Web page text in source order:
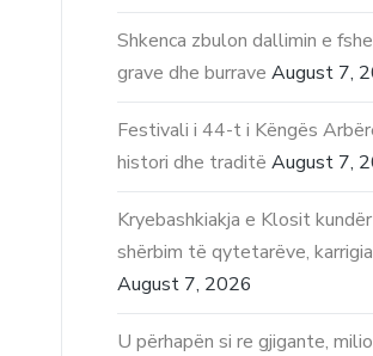
Shkenca zbulon dallimin e
grave dhe burrave August 7,
Festivali i 44-t i Këngës
histori dhe traditë August 7,
Kryebashkiakja e Klosit
shërbim të qytetarëve,
August 7, 2026
U përhapën si re gjigante,